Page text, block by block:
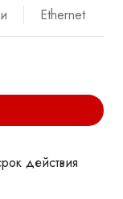
Ethernet
действия